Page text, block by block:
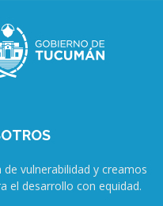
vulnerabilidad y creamos
el desarrollo con equidad.